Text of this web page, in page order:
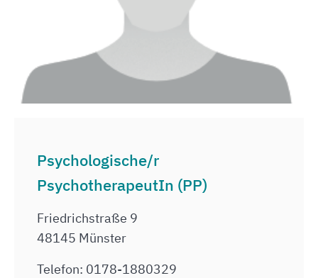
Psychologische/r
PsychotherapeutIn (PP)
Friedrichstraße 9
48145 Münster
Telefon: 0178-1880329